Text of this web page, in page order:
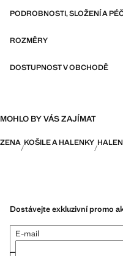
PODROBNOSTI, SLOŽENÍ A
ROZMĚRY
DOSTUPNOST V OBCHODĚ
MOHLO BY VÁS ZAJÍMAT
ZENA KOŠILE A HALENKY
Dostávejte exkluzivní promo
E-mail